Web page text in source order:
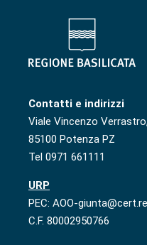
Contatti e indirizzi
Viale Vincenzo
85100 Potenza PZ
Tel 0971 661111
URP
PEC: AOO-
C.F. 80002950766